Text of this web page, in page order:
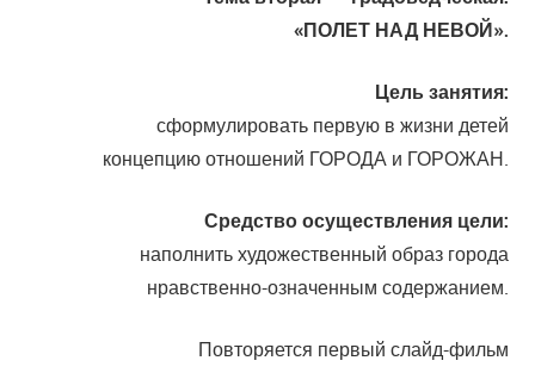
«ПОЛЕТ НАД НЕВОЙ».
Цель занятия:
сформулировать первую в жизни детей
концепцию отношений ГОРОДА и ГОРОЖАН.
Средство осуществления цели:
наполнить художественный образ города
нравственно-означенным содержанием.
Повторяется первый слайд-фильм